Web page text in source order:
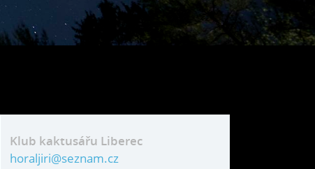
Klub kaktusářu Liberec
horaljiri@seznam.cz